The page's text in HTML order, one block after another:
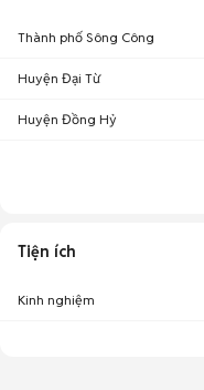
Thành phố Sông Công
Huyện Đại Từ
Huyện Đồng Hỷ
Tiện ích
Kinh nghiệm